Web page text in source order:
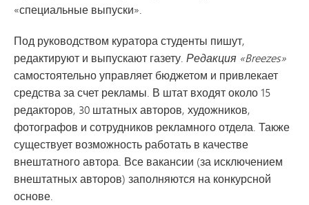
«специальные выпуски».
Под руководством куратора студенты пишут,
редактируют и выпускают газету. Редакция «Breezes»
самостоятельно управляет бюджетом и привлекает
средства за счет рекламы. В штат входят около 15
редакторов, 30 штатных авторов, художников,
фотографов и сотрудников рекламного отдела. Также
существует возможность работать в качестве
внештатного автора. Все вакансии (за исключением
внештатных авторов) заполняются на конкурсной
основе.